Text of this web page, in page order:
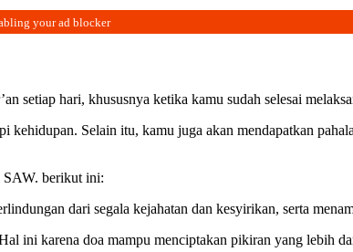
setiap hari, khususnya ketika kamu sudah selesai
Selain itu, kamu juga akan mendapatkan
SAW. berikut ini:
dari segala kejahatan dan kesyirikan, serta
ini karena doa mampu menciptakan pikiran yang lebih